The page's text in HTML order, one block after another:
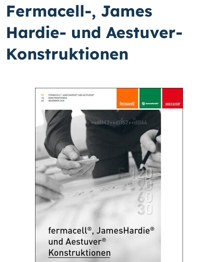
Fermacell-, James
Hardie- und Aestuver-
Konstruktionen